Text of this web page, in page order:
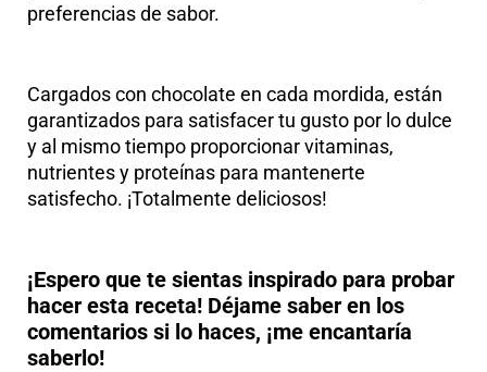
preferencias de sabor.
Cargados con chocolate en cada mordida, están
garantizados para satisfacer tu gusto por lo dulce
y al mismo tiempo proporcionar vitaminas,
nutrientes y proteínas para mantenerte
satisfecho. ¡Totalmente deliciosos!
¡Espero que te sientas inspirado para probar
hacer esta receta! Déjame saber en los
comentarios si lo haces, ¡me encantaría
saberlo!